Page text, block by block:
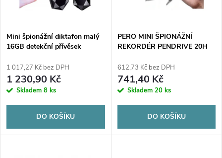
p
r
o
u
s
p
r
o
d
Mini špionážní diktafon malý
16GB detekční přívěsek
1 017,27 Kč bez DPH
1 230,90 Kč
Skladem 8 ks
DO KOŠÍKU
PERO MINI ŠPIONÁŽNÍ
REKORDÉR PENDRIVE 20H
612,73 Kč bez DPH
741,40 Kč
Skladem 20 ks
DO KOŠÍKU